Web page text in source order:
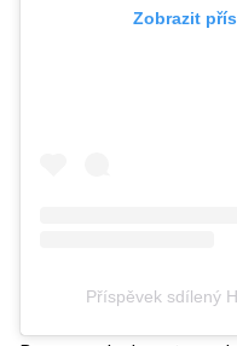
Zobrazit
Příspěvek sdílený